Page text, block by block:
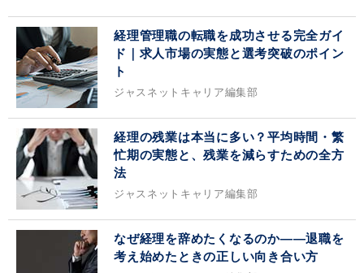
経理管理職の転職を成功させる完全ガイ
ド｜求人市場の実態と選考突破のポイン
ト
ジャスネットキャリア編集部
経理の残業は本当に多い？平均時間・繁
忙期の実態と、残業を減らすための全方
法
ジャスネットキャリア編集部
なぜ経理を辞めたくなるのか——退職を
考え始めたときの正しい向き合い方